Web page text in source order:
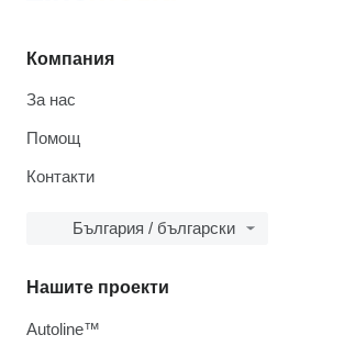
Компания
За нас
Помощ
Контакти
България / български
Нашите проекти
Autoline™